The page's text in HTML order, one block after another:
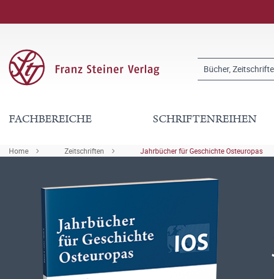
FACHBEREICHE SCHRIFTENREIHEN
Home Zeitschriften Jahrbücher für Geschichte Osteuropas